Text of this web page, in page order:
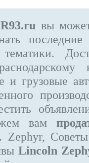
R93.ru вы
тематики.
и грузовые
вам
Zephyr,
Lincoln